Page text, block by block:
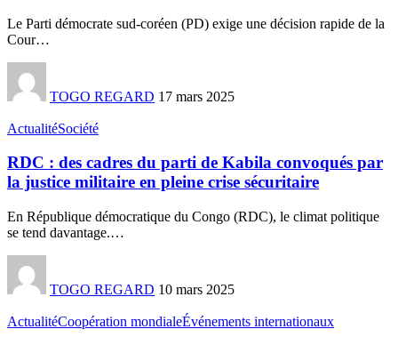
Le Parti démocrate sud-coréen (PD) exige une décision rapide de la
Cour…
TOGO REGARD 17 mars 2025
ActualitéSociété
RDC : des cadres du parti de Kabila convoqués par
la justice militaire en pleine crise sécuritaire
En République démocratique du Congo (RDC), le climat politique
se tend davantage.…
TOGO REGARD 10 mars 2025
ActualitéCoopération mondialeÉvénements internationaux